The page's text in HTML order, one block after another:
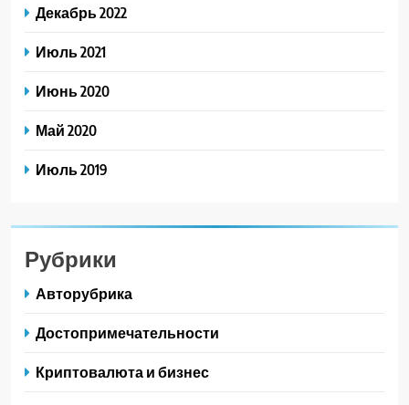
Декабрь 2022
Июль 2021
Июнь 2020
Май 2020
Июль 2019
Рубрики
Авторубрика
Достопримечательности
Криптовалюта и бизнес